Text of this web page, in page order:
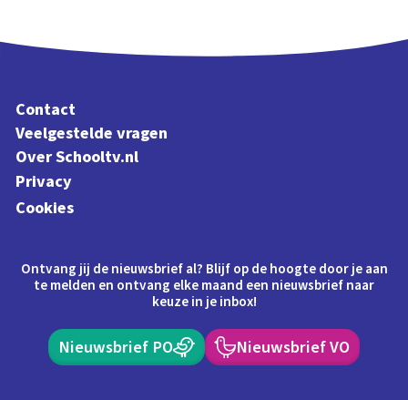
Contact
Veelgestelde vragen
Over Schooltv.nl
Privacy
Cookies
Ontvang jij de nieuwsbrief al? Blijf op de hoogte door je aan
te melden en ontvang elke maand een nieuwsbrief naar
keuze in je inbox!
Nieuwsbrief PO Nieuwsbrief VO